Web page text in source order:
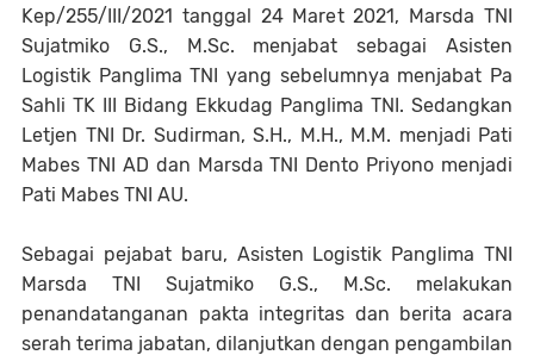
Kep/255/III/2021 tanggal 24 Maret 2021, Marsda TNI
Sujatmiko G.S., M.Sc. menjabat sebagai Asisten
Logistik Panglima TNI yang sebelumnya menjabat Pa
Sahli TK III Bidang Ekkudag Panglima TNI. Sedangkan
Letjen TNI Dr. Sudirman, S.H., M.H., M.M. menjadi Pati
Mabes TNI AD dan Marsda TNI Dento Priyono menjadi
Pati Mabes TNI AU.
Sebagai pejabat baru, Asisten Logistik Panglima TNI
Marsda TNI Sujatmiko G.S., M.Sc. melakukan
penandatanganan pakta integritas dan berita acara
serah terima jabatan, dilanjutkan dengan pengambilan